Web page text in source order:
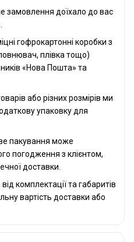
замовлення доїхало до вас
гофрокартонні коробки з
плівка тощо)
«Нова Пошта» та
або різних розмірів ми
упаковку для
пакування може
погодження з клієнтом,
доставки.
комплектації та габаритів
вартість доставки або